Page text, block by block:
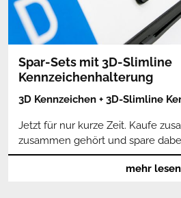
Spar-Sets mit 3D-Slimline
Kennzeichenhalterung
3D Kennzeichen + 3D-Slimline
Jetzt für nur kurze Zeit. Kaufe
zusammen gehört und spare
Die 3D-Slimline
mehr lesen